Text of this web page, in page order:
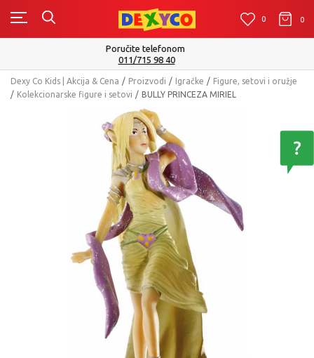
0 0 0
Isporuku možete očekivati u roku od 2 do 4 radna dana!
Pogledaj više
Dexy Co Kids | Akcija & Cena Proizvodi Igračke
Figure, setovi i oružje
Kolekcionarske figure i setovi
BULLY PRINCEZA MIRIEL